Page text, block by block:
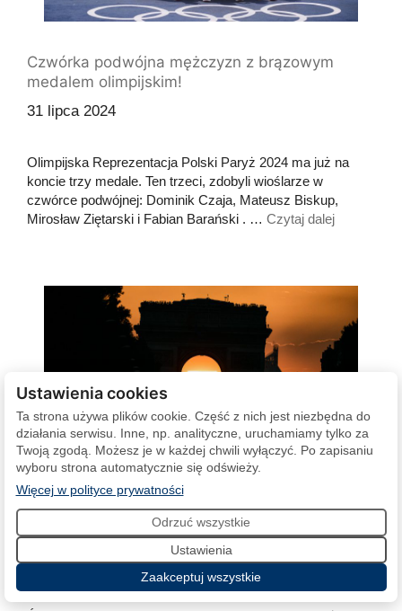
Czwórka podwójna mężczyzn z brązowym
medalem olimpijskim!
31 lipca 2024
Olimpijska Reprezentacja Polski Paryż 2024 ma już na
koncie trzy medale. Ten trzeci, zdobyli wioślarze w
czwórce podwójnej: Dominik Czaja, Mateusz Biskup,
Mirosław Ziętarski i Fabian Barański . … Czytaj dalej
Paryż 2024: starty Polaków 31 lipca
31 lipca 2024
Ustawienia cookies
Ta strona używa plików cookie. Część z nich jest niezbędna do
działania serwisu. Inne, np. analityczne, uruchamiamy tylko za
Twoją zgodą. Możesz je w każdej chwili wyłączyć. Po zapisaniu
wyboru strona automatycznie się odświeży.
Więcej w polityce prywatności(otwiera się w nowej karcie)
Odrzuć wszystkie
Ustawienia
Zaakceptuj wszystkie